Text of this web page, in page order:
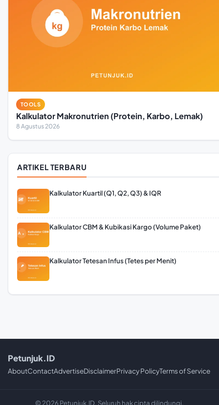
TOOLS
Kalkulator Makronutrien (Protein, Karbo, Lemak)
8 Agustus 2026
ARTIKEL TERBARU
Kalkulator Kuartil (Q1, Q2, Q3) & IQR
Kalkulator CBM & Kubikasi Kargo (Volume Paket)
Kalkulator Tetesan Infus (Tetes per Menit)
Petunjuk.ID
AboutContactAdvertiseDisclaimerPrivacy PolicyTerms of Service
© 2026 Petunjuk.ID. Seluruh hak cipta dilindungi.